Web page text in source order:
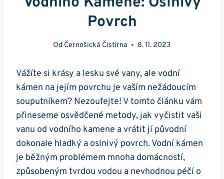
Povrch
Od Černošická Čistírna 8. 11. 2023
Vážíte si krásy a lesku své vany, ale vodní
kámen na jejím povrchu je vaším nežádoucím
souputníkem? Nezoufejte! V tomto článku vám
přineseme osvědčené metody, jak vyčistit vaši
vanu od vodního kamene a vrátit jí původní
dokonale hladký a oslnivý povrch. Vodní kámen
je běžným problémem mnoha domácností,
způsobeným tvrdou vodou a nevhodnou péčí o